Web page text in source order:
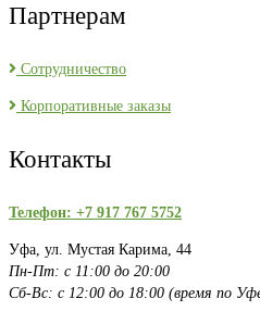
Партнерам
Сотрудничество
Корпоративные заказы
Контакты
Телефон: +7 917 767 5752
Уфа, ул. Мустая Карима, 44
Пн-Пт: с 11:00 до 20:00
Сб-Вс: с 12:00 до 18:00 (время по